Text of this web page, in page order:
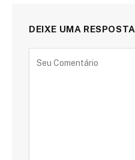
DEIXE UMA RESPOSTA